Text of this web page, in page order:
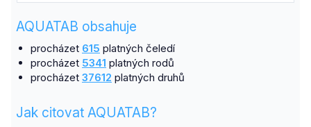
AQUATAB obsahuje
procházet 615 platných čeledí
procházet 5341 platných rodů
procházet 37612 platných druhů
Jak citovat AQUATAB?